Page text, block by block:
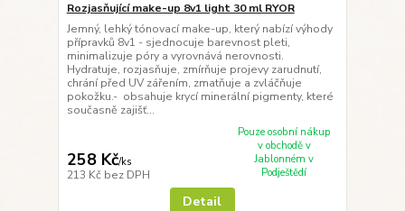
Rozjasňující make-up 8v1 light 30 ml RYOR
Jemný, lehký tónovací make-up, který nabízí výhody
přípravků 8v1 - sjednocuje barevnost pleti,
minimalizuje póry a vyrovnává nerovnosti.
Hydratuje, rozjasňuje, zmírňuje projevy zarudnutí,
chrání před UV zářením, zmatňuje a zvláčňuje
pokožku.- obsahuje krycí minerální pigmenty, které
současně zajišť...
258 Kč/ks
213 Kč bez DPH
Pouze osobní nákup
v obchodě v
Jablonném v
Podještědí
Detail